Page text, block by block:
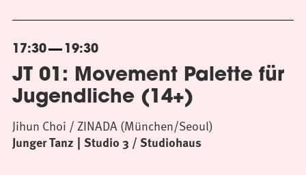
17:30 19:30
JT 01: Movement Palette für
Jugendliche (14+)
Junger Tanz Studio 3 / Studiohaus
Jihun Choi / ZINADA (München/Seoul)